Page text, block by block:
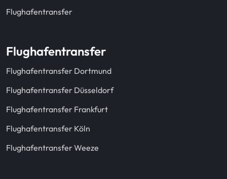
Flughafentransfer
Flughafentransfer
Flughafentransfer Dortmund
Flughafentransfer Düsseldorf
Flughafentransfer Frankfurt
Flughafentransfer Köln
Flughafentransfer Weeze